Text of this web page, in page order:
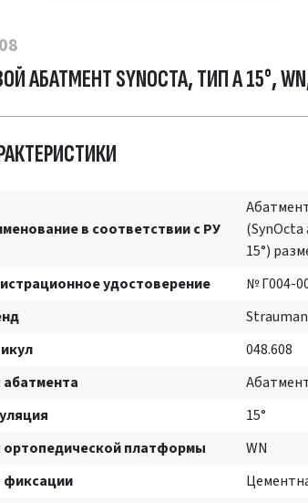
АБАТМЕНТ SYNOCTA, ТИП А 15°,
в соответствии с РУ
15°)
удостоверение
№ Г004-
048.608
абатмента
15°
ортопедической платформы
WN
фиксации